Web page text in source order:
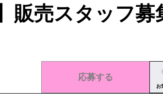
販売スタッフ募
応募する
お